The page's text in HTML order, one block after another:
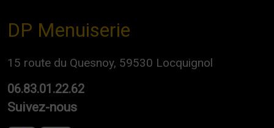
DP Menuiserie
15 route du Quesnoy, 59530 Locquignol
06.83.01.22.62
Suivez-nous